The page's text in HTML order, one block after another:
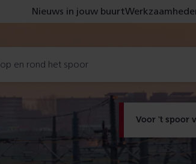
Voor 't spoor
Nieuws in jouw buurt
op en rond het spoor